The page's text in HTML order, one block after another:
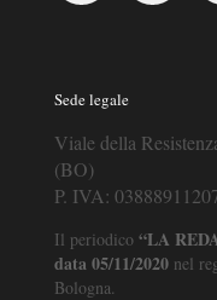
Sede legale
Viale della
(BO)
P. IVA:
Il periodico “LA
data 05/11/2020 nel
Bologna.